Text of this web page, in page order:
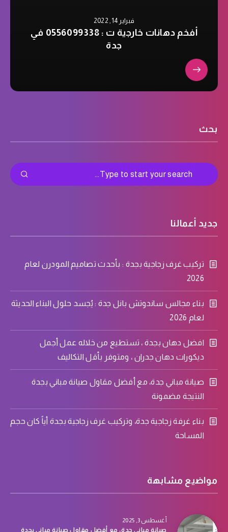
فبراير 14, 2022
أفخم دهانات خارجية ت : 0556099338 في
جدة
بحث
جديد أعمالنا
تركيب غرف زجاجية بجدة : بأحدث تصاميم المودرن لعام
2026
بناء مجالس ساندوتش بانل جدة : يُجسد حلول البناء الحديثة
لعام 2026
افضل دهان بجدة ، تستطيع من خلاله عمل أجمل
ديكورات دهان جدران ، ومتوفر بأقل التكاليف
صيانة مباني جدة، مع أفضل مقاول صيانة مباني بجدة
النتيجة مضمونة
بناء غرفة زجاجية جدة، وتركيب غرف زجاجية بجدة أياً كان حجم
المساحة
مواضيع مشابهة
أغسطس 3, 2025
صيانة مباني جدة، مع أفضل مقاول صيانة مباني بجدة